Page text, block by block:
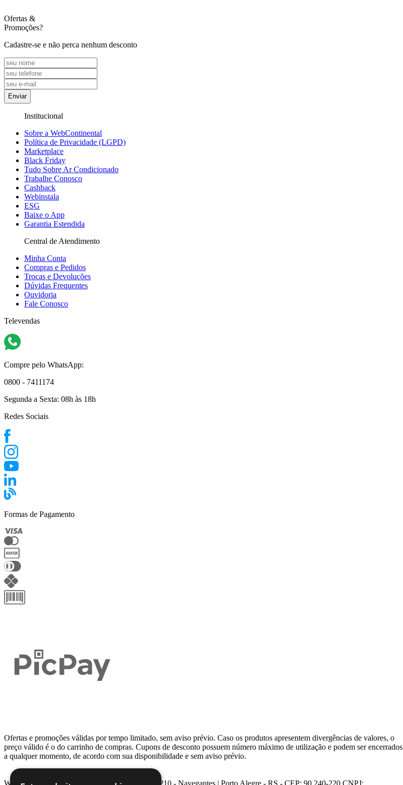
Ofertas &
Promoções?
Cadastre-se e não perca nenhum desconto
Enviar
Institucional
Sobre a WebContinental
Política de Privacidade (LGPD)
Marketplace
Black Friday
Tudo Sobre Ar Condicionado
Trabalhe Conosco
Cashback
Webinstala
ESG
Baixe o App
Garantia Estendida
Central de Atendimento
Minha Conta
Compras e Pedidos
Trocas e Devoluções
Dúvidas Frequentes
Ouvidoria
Fale Conosco
Televendas
Compre pelo WhatsApp:
0800 - 7411174
Segunda a Sexta: 08h às 18h
Redes Sociais
Formas de Pagamento
Ofertas e promoções válidas por tempo limitado, sem aviso prévio. Caso os produtos apresentem divergências de valores, o
preço válido é o do carrinho de compras. Cupons de desconto possuem número máximo de utilização e podem ser encerrados
a qualquer momento, de acordo com sua disponibilidade e sem aviso prévio.
Webcontinental LTDA | Travessa Venezuela, Nº 210 - Navegantes | Porto Alegre - RS - CEP: 90.240-220 CNPJ: